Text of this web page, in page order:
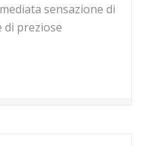
sensazione di
di preziose